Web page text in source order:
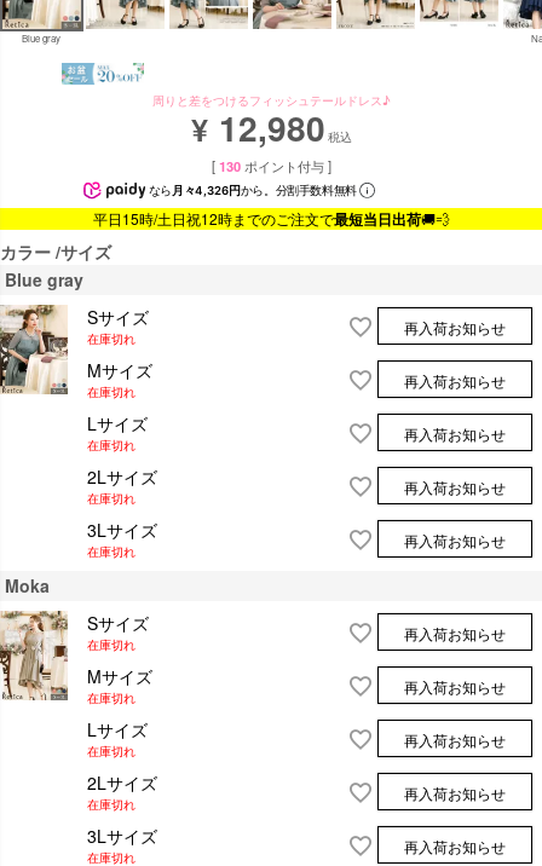
Blue gray
周りと差をつけるフィッシュテールドレス♪
¥ 12,980 税込
[ 130 ポイント付与 ]
なら 月々4,326円から。分割手数料無料
平日15時/土日祝12時までのご注文で最短当日出荷🚚💨
カラー サイズ
Blue gray
Sサイズ
在庫切れ
再入荷お知らせ
Mサイズ
在庫切れ
再入荷お知らせ
Lサイズ
在庫切れ
再入荷お知らせ
2Lサイズ
在庫切れ
再入荷お知らせ
3Lサイズ
在庫切れ
再入荷お知らせ
Moka
Sサイズ
在庫切れ
再入荷お知らせ
Mサイズ
在庫切れ
再入荷お知らせ
Lサイズ
在庫切れ
再入荷お知らせ
2Lサイズ
在庫切れ
再入荷お知らせ
3Lサイズ
在庫切れ
再入荷お知らせ